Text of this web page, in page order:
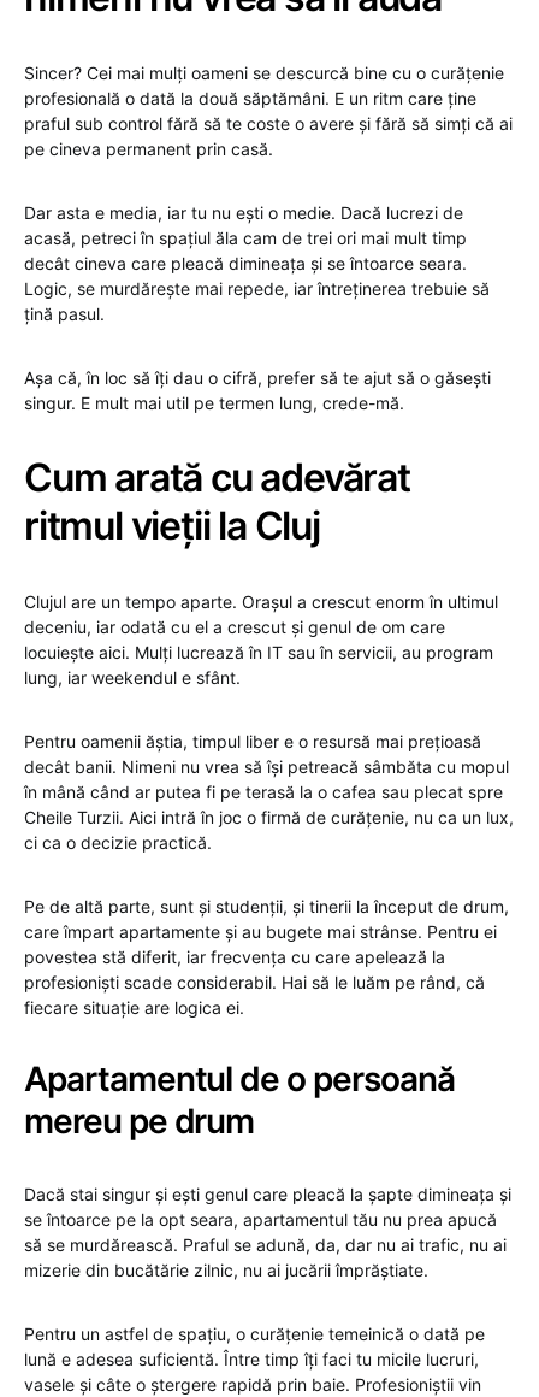
Sincer? Cei mai mulți oameni se descurcă bine cu o curățenie
profesională o dată la două săptămâni. E un ritm care ține
praful sub control fără să te coste o avere și fără să simți că ai
pe cineva permanent prin casă.
Dar asta e media, iar tu nu ești o medie. Dacă lucrezi de
acasă, petreci în spațiul ăla cam de trei ori mai mult timp
decât cineva care pleacă dimineața și se întoarce seara.
Logic, se murdărește mai repede, iar întreținerea trebuie să
țină pasul.
Așa că, în loc să îți dau o cifră, prefer să te ajut să o găsești
singur. E mult mai util pe termen lung, crede-mă.
Cum arată cu adevărat
ritmul vieții la Cluj
Clujul are un tempo aparte. Orașul a crescut enorm în ultimul
deceniu, iar odată cu el a crescut și genul de om care
locuiește aici. Mulți lucrează în IT sau în servicii, au program
lung, iar weekendul e sfânt.
Pentru oamenii ăștia, timpul liber e o resursă mai prețioasă
decât banii. Nimeni nu vrea să își petreacă sâmbăta cu mopul
în mână când ar putea fi pe terasă la o cafea sau plecat spre
Cheile Turzii. Aici intră în joc o firmă de curățenie, nu ca un lux,
ci ca o decizie practică.
Pe de altă parte, sunt și studenții, și tinerii la început de drum,
care împart apartamente și au bugete mai strânse. Pentru ei
povestea stă diferit, iar frecvența cu care apelează la
profesioniști scade considerabil. Hai să le luăm pe rând, că
fiecare situație are logica ei.
Apartamentul de o persoană
mereu pe drum
Dacă stai singur și ești genul care pleacă la șapte dimineața și
se întoarce pe la opt seara, apartamentul tău nu prea apucă
să se murdărească. Praful se adună, da, dar nu ai trafic, nu ai
mizerie din bucătărie zilnic, nu ai jucării împrăștiate.
Pentru un astfel de spațiu, o curățenie temeinică o dată pe
lună e adesea suficientă. Între timp îți faci tu micile lucruri,
vasele și câte o ștergere rapidă prin baie. Profesioniștii vin